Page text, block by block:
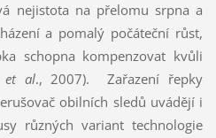
nejistota na přelomu srpna a
a pomalý počáteční růst,
schopna kompenzovat kvůli
et al., 2007). Zařazení řepky
obilních sledů uvádějí i
různých variant technologie